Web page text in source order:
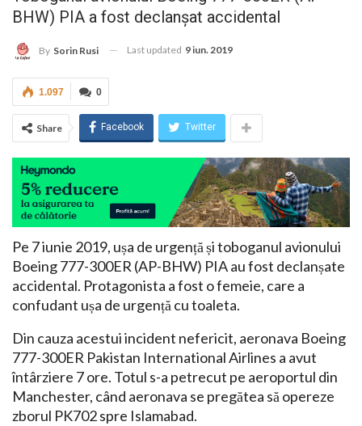
BHW) PIA a fost declanșat accidental
By Sorin Rusi Last updated 9 iun. 2019
0
1.097
Share Facebook Twitter
Pe 7 iunie 2019, ușa de urgență și toboganul avionului
Boeing 777-300ER (AP-BHW) PIA au fost declanșate
accidental. Protagonista a fost o femeie, care a
confudant ușa de urgență cu toaleta.
Din cauza acestui incident nefericit, aeronava Boeing
777-300ER Pakistan International Airlines a avut
întârziere 7 ore. Totul s-a petrecut pe aeroportul din
Manchester, când aeronava se pregătea să opereze
zborul PK702 spre Islamabad.